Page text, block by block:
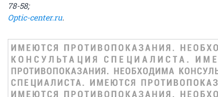
78-58;
Optic-center.ru.